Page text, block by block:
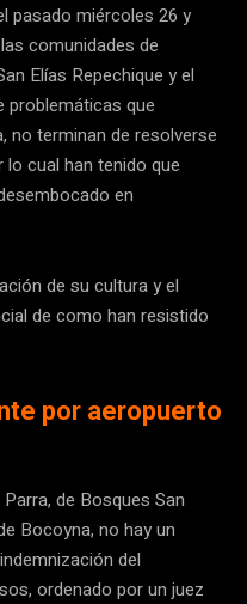
pasado miércoles 26 y
comunidades de
Elías Repechique y el
problemáticas que
no terminan de resolverse
cual han tenido que
en
de su cultura y el
de como han resistido
por aeropuerto
de Bosques San
Bocoyna, no hay un
del
ordenado por un juez